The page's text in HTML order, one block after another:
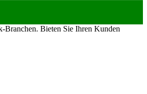
Branchen. Bieten Sie Ihren Kunden